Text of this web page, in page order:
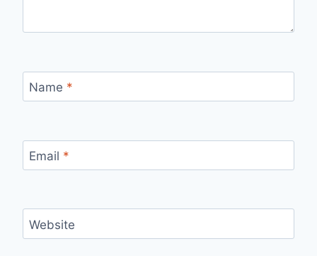
Name *
Email *
Website